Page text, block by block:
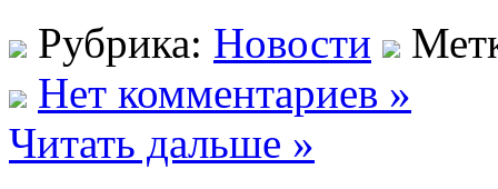
Рубрика: Новости
Нет комментариев »
Читать дальше »